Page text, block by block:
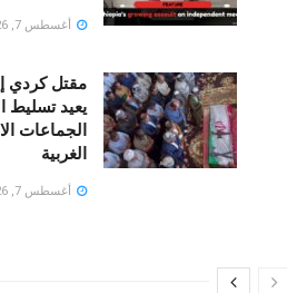
أغسطس 7, 2026
مقتل كردي
يعيد
الجماعات
الغربية
أغسطس 7, 2026